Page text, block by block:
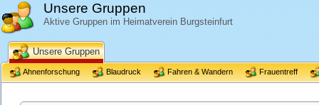
Unsere Gruppen
Aktive Gruppen im Heimatverein Burgsteinfurt
Unsere Gruppen
Ahnenforschung Blaudruck Fahren & Wandern Frauentreff